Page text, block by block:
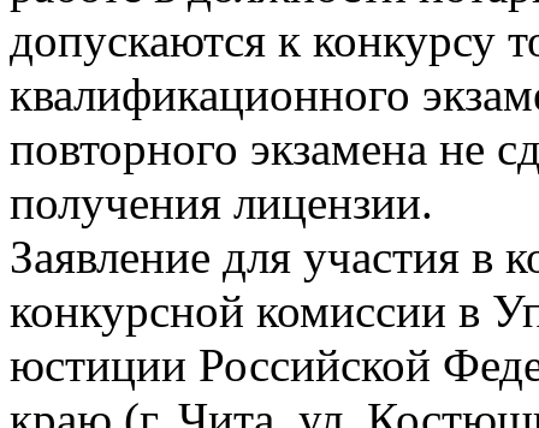
допускаются к конкурсу
квалификационного
повторного экзамена не
получения лицензии.
Заявление для участия в
конкурсной комиссии в
юстиции Российской